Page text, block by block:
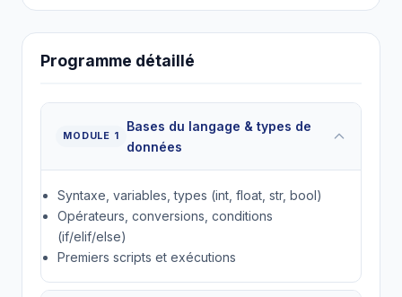
Programme détaillé
MODULE 1
Bases du langage & types de
données
Syntaxe, variables, types (int, float, str, bool)
Opérateurs, conversions, conditions
(if/elif/else)
Premiers scripts et exécutions